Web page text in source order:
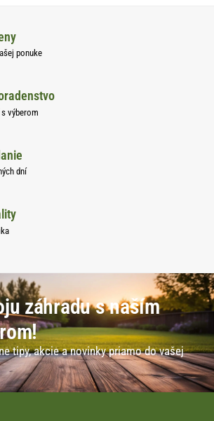
ponuke
výberom
dní
záhradu s naším
tipy, akcie a novinky priamo do vašej